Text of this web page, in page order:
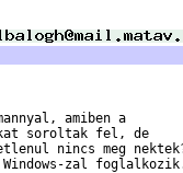
amiben a
soroltak fel, de
nincs meg
zal